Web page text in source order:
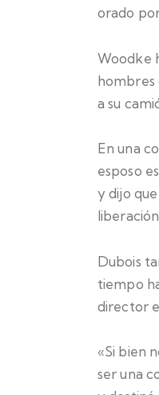
orado
Woodke
hombres
a su
En una
esposo
y dijo
Dubois
tiempo
director
«Si bien
ser una